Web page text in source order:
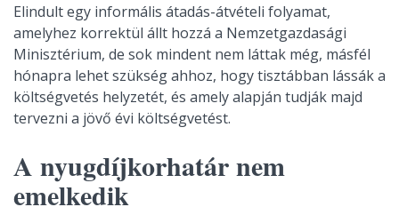
Elindult egy informális átadás-átvételi folyamat,
amelyhez korrektül állt hozzá a Nemzetgazdasági
Minisztérium, de sok mindent nem láttak még, másfél
hónapra lehet szükség ahhoz, hogy tisztábban lássák a
költségvetés helyzetét, és amely alapján tudják majd
tervezni a jövő évi költségvetést.
A nyugdíjkorhatár nem
emelkedik